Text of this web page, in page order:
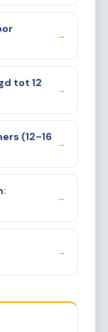
→
tot 12
→
(12–16
→
→
→